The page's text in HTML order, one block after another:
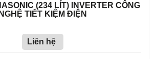
(234 LÍT) INVERTER CÔNG
NGHỆ TIẾT KIỆM ĐIỆN
Liên hệ